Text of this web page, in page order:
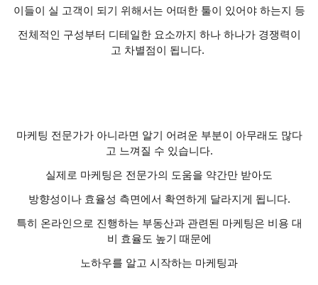
이들이 실 고객이 되기 위해서는 어떠한 툴이 있어야 하는지 등
전체적인 구성부터 디테일한 요소까지 하나 하나가 경쟁력이
고 차별점이 됩니다.
마케팅 전문가가 아니라면 알기 어려운 부분이 아무래도 많다
고 느껴질 수 있습니다.
실제로 마케팅은 전문가의 도움을 약간만 받아도
방향성이나 효율성 측면에서 확연하게 달라지게 됩니다.
특히 온라인으로 진행하는 부동산과 관련된 마케팅은 비용 대
비 효율도 높기 때문에
노하우를 알고 시작하는 마케팅과